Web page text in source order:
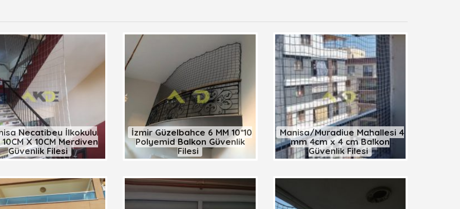
Necatibey İlkokulu
10CM X 10CM Merdiven
Güvenlik Filesi
İzmir Güzelbahçe 6 MM 10*10
Polyemid Balkon Güvenlik
Filesi
Manisa/Muradiye Mahallesi 4
mm 4cm x 4 cm Balkon
Güvenlik Filesi